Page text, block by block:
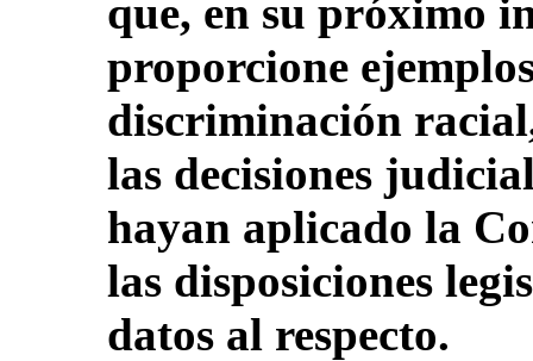
que, en su próximo
proporcione
discriminación
las decisiones
hayan aplicado la
las disposiciones
datos al respecto.